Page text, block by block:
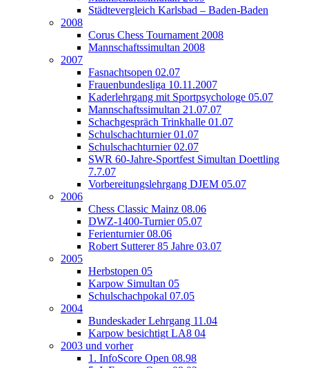
Städtevergleich Karlsbad – Baden-Baden
2008
Corus Chess Tournament 2008
Mannschaftssimultan 2008
2007
Fasnachtsopen 02.07
Frauenbundesliga 10.11.2007
Kaderlehrgang mit Sportpsychologe 05.07
Mannschaftssimultan 21.07.07
Schachgespräch Trinkhalle 01.07
Schulschachturnier 01.07
Schulschachturnier 02.07
SWR 60-Jahre-Sportfest Simultan Doettling
7.7.07
Vorbereitungslehrgang DJEM 05.07
2006
Chess Classic Mainz 08.06
DWZ-1400-Turnier 05.07
Ferienturnier 08.06
Robert Sutterer 85 Jahre 03.07
2005
Herbstopen 05
Karpow Simultan 05
Schulschachpokal 07.05
2004
Bundeskader Lehrgang 11.04
Karpow besichtigt LA8 04
2003 und vorher
1. InfoScore Open 08.98